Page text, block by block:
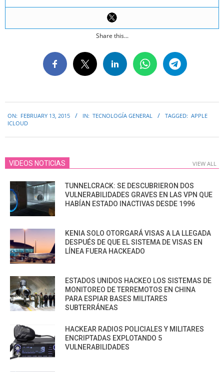
Share this...
02-
ON: FEBRUARY 13, 2015 IN: TECNOLOGÍA GENERAL TAGGED: APPLE
ICLOUD
VIDEOS NOTICIAS VIEW ALL
TUNNELCRACK: SE DESCUBRIERON DOS
VULNERABILIDADES GRAVES EN LAS VPN QUE
HABÍAN ESTADO INACTIVAS DESDE 1996
KENIA SOLO OTORGARÁ VISAS A LA LLEGADA
DESPUÉS DE QUE EL SISTEMA DE VISAS EN
LÍNEA FUERA HACKEADO
ESTADOS UNIDOS HACKEO LOS SISTEMAS DE
MONITOREO DE TERREMOTOS EN CHINA
PARA ESPIAR BASES MILITARES
SUBTERRÁNEAS
HACKEAR RADIOS POLICIALES Y MILITARES
ENCRIPTADAS EXPLOTANDO 5
VULNERABILIDADES